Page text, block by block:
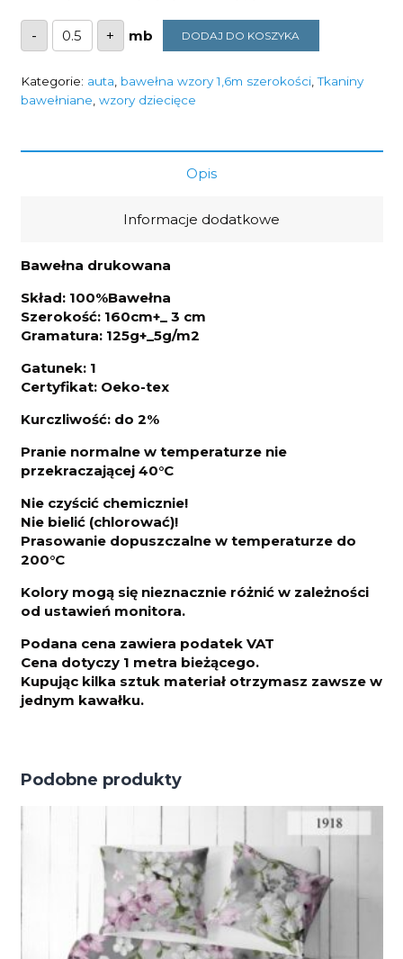
-
ilość
Bawełna
pojazdy
na
beżu
125g/m2
+ DODAJ DO KOSZYKA
Kategorie: auta bawełna wzory 1,6m szerokości,Tkaniny
bawełniane wzory dziecięce
Opis
Informacje dodatkowe
Bawełna drukowana
Skład: 100%Bawełna
Szerokość: 160cm+_ 3 cm
Gramatura: 125g+_5g/m2
Gatunek: 1
Certyfikat: Oeko-tex
Kurczliwość: do 2%
Pranie normalne w temperaturze nie
przekraczającej 40°C
Nie czyścić chemicznie!
Nie bielić (chlorować)!
Prasowanie dopuszczalne w temperaturze do
200°C
Kolory mogą się nieznacznie różnić w zależności
od ustawień monitora.
Podana cena zawiera podatek VAT
Cena dotyczy 1 metra bieżącego.
Kupując kilka sztuk materiał otrzymasz zawsze w
jednym kawałku.
Podobne produkty